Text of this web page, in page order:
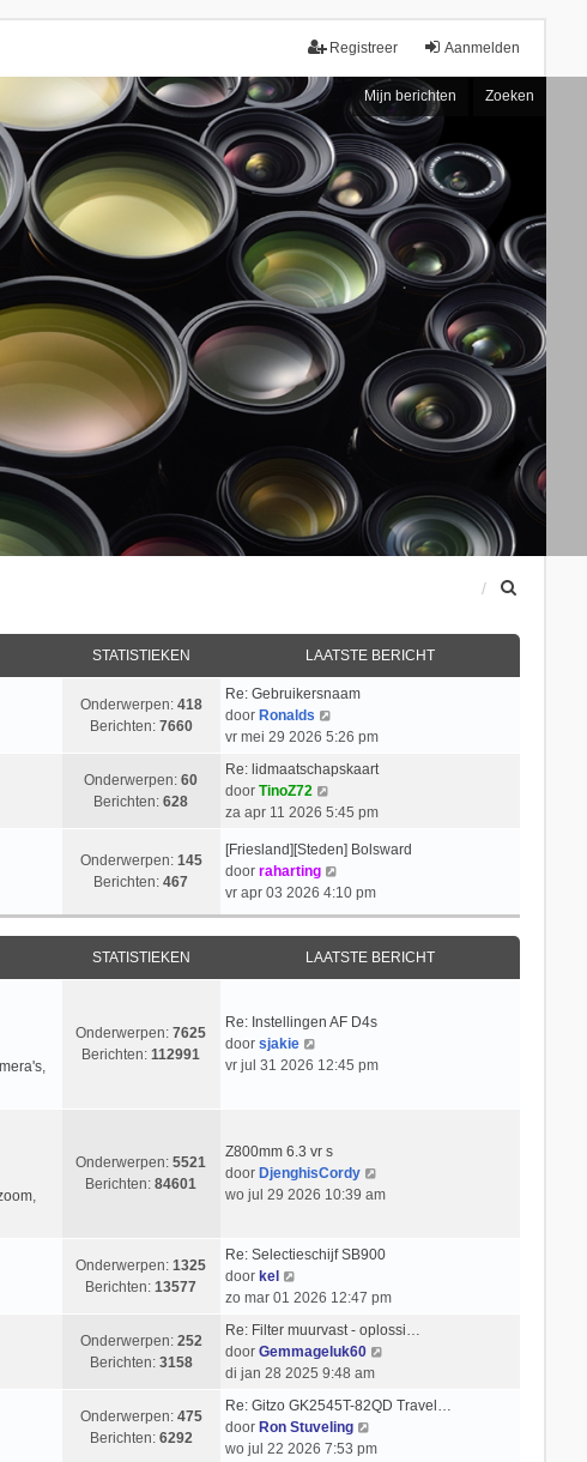
Aanmelden
Registreer
Mijn berichten Zoeken
STATISTIEKEN LAATSTE BERICHT
Onderwerpen: 418
Berichten: 7660
Re: Gebruikersnaam
door Ronalds
e
i
k
l
a
a
t
e
i
vr mei 29 2026 5:26 pm
Onderwerpen:60
Berichten:628
Re: lidmaatschapskaart
door TinoZ72
e
i
j
k
l
a
a
t
t
b
c
h
t
za apr 11 2026 5:45 pm
Onderwerpen: 145
Berichten:467
[Friesland][Steden] Bolsward
door raharting
e
k
i
j
k
a
t
e
r
h
vr apr 03 2026 4:10 pm
STATISTIEKEN LAATSTE BERICHT
,
Onderwerpen:7625
Berichten:112991
Re: Instellingen AF D4s
door sjakie
e
k
l
a
s
e
b
e
r
c
h
t
vr jul 31 2026 12:45 pm
,
Onderwerpen:5521
Berichten:84601
Z800mm 6.3 vr s
door DjenghisCordy
e
j
l
a
a
t
wo jul 29 2026 10:39 am
Onderwerpen:1325
Berichten:13577
Re: Selectieschijf SB900
door kel
e
i
j
k
l
a
a
zo mar 01 2026 12:47 pm
Onderwerpen: 252
Berichten: 3158
Re: Filter muurvast - oplossi…
door Gemmageluk60
i
di jan 28 2025 9:48 am
Onderwerpen: 475
Berichten: 6292
Re: Gitzo GK2545T-82QD Travel…
door Ron Stuveling
e
wo jul 22 2026 7:53 pm